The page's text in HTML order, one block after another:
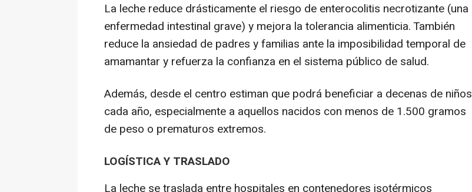
La leche reduce drásticamente el riesgo de enterocolitis necrotizante (una
enfermedad intestinal grave) y mejora la tolerancia alimenticia. También
reduce la ansiedad de padres y familias ante la imposibilidad temporal de
amamantar y refuerza la confianza en el sistema público de salud.
Además, desde el centro estiman que podrá beneficiar a decenas de niños
cada año, especialmente a aquellos nacidos con menos de 1.500 gramos
de peso o prematuros extremos.
LOGÍSTICA Y TRASLADO
La leche se traslada entre hospitales en contenedores isotérmicos